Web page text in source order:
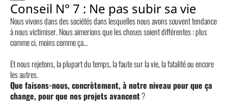
Conseil N° 7 : Ne pas subir sa vie
Nous vivons dans des sociétés dans lesquelles nous avons souvent tendance
à nous victimiser. Nous aimerions que les choses soient différentes : plus
comme ci, moins comme ça…
Et nous rejetons, la plupart du temps, la faute sur la vie, la fatalité ou encore
les autres.
Que faisons-nous, concrètement, à notre niveau pour que ça
change, pour que nos projets avancent?